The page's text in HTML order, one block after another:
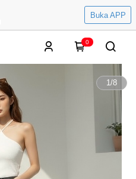
Buka APP
0
1/8